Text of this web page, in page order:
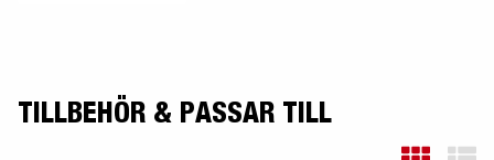
TILLBEHÖR & PASSAR TILL